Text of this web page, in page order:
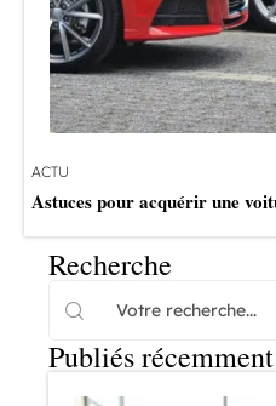
ACTU
Astuces pour acquérir une
Recherche
Publiés récemment